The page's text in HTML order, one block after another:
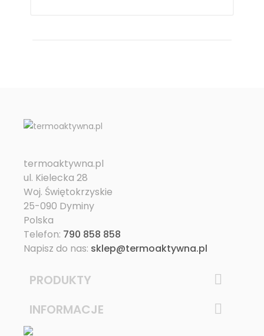
termoaktywna.pl
ul. Kielecka 28
Woj. Świętokrzyskie
25-090 Dyminy
Polska
Telefon: 790 858 858
Napisz do nas: sklep@termoaktywna.pl
PRODUKTY 
INFORMACJE 